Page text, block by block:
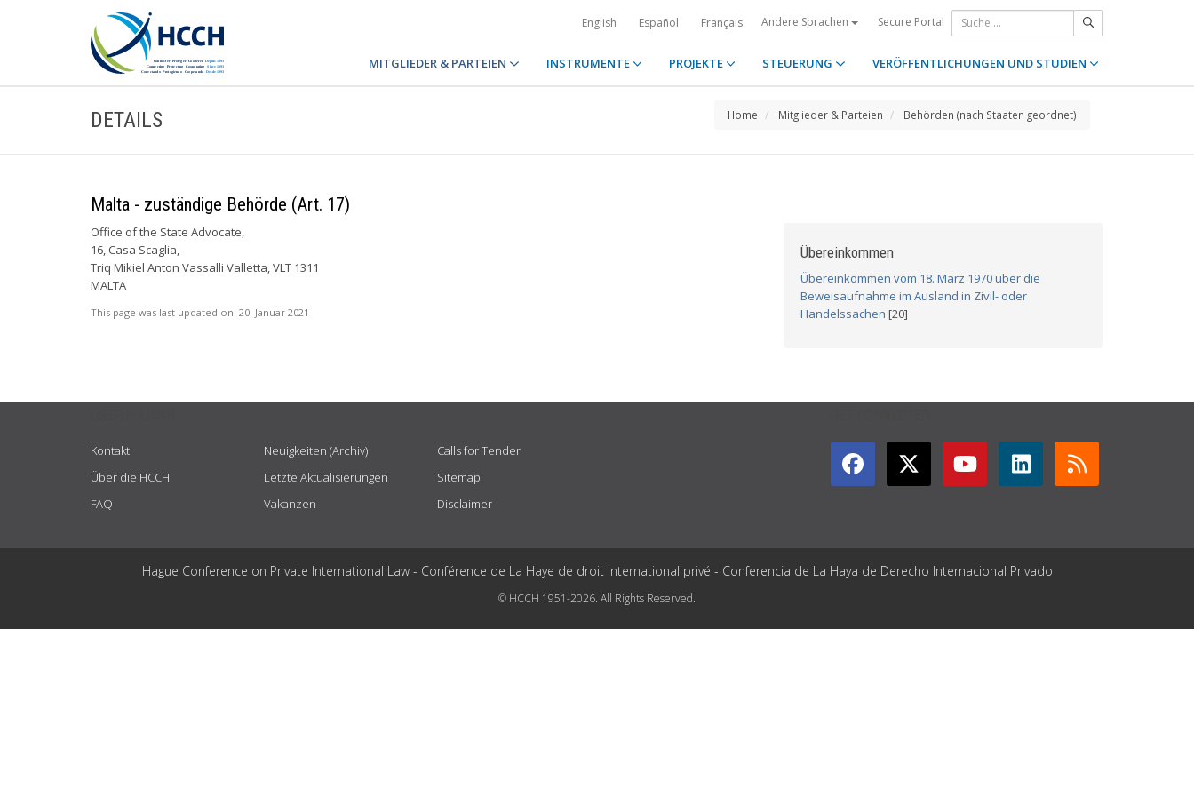
English Español Français Andere Sprachen Secure Portal
MITGLIEDER & PARTEIEN INSTRUMENTE PROJEKTE STEUERUNG VERÖFFENTLICHUNGEN UND STUDIEN
DETAILS Home Mitglieder & Parteien Behörden (nach Staaten geordnet)
Malta - zuständige Behörde (Art. 17)
Office of the State Advocate,
16, Casa Scaglia,
Triq Mikiel Anton Vassalli Valletta, VLT 1311
MALTA
This page was last updated on: 20. Januar 2021
Übereinkommen
Übereinkommen vom 18. März 1970 über die
Beweisaufnahme im Ausland in Zivil- oder
Handelssachen [20]
Kontakt
Über die HCCH
FAQ
Neuigkeiten (Archiv)
Letzte Aktualisierungen
Vakanzen
Calls for Tender
Sitemap
Disclaimer
Hague Conference on Private International Law - Conférence de La Haye de droit international privé - Conferencia de La Haya de Derecho Internacional Privado
© HCCH 1951-2026. All Rights Reserved.